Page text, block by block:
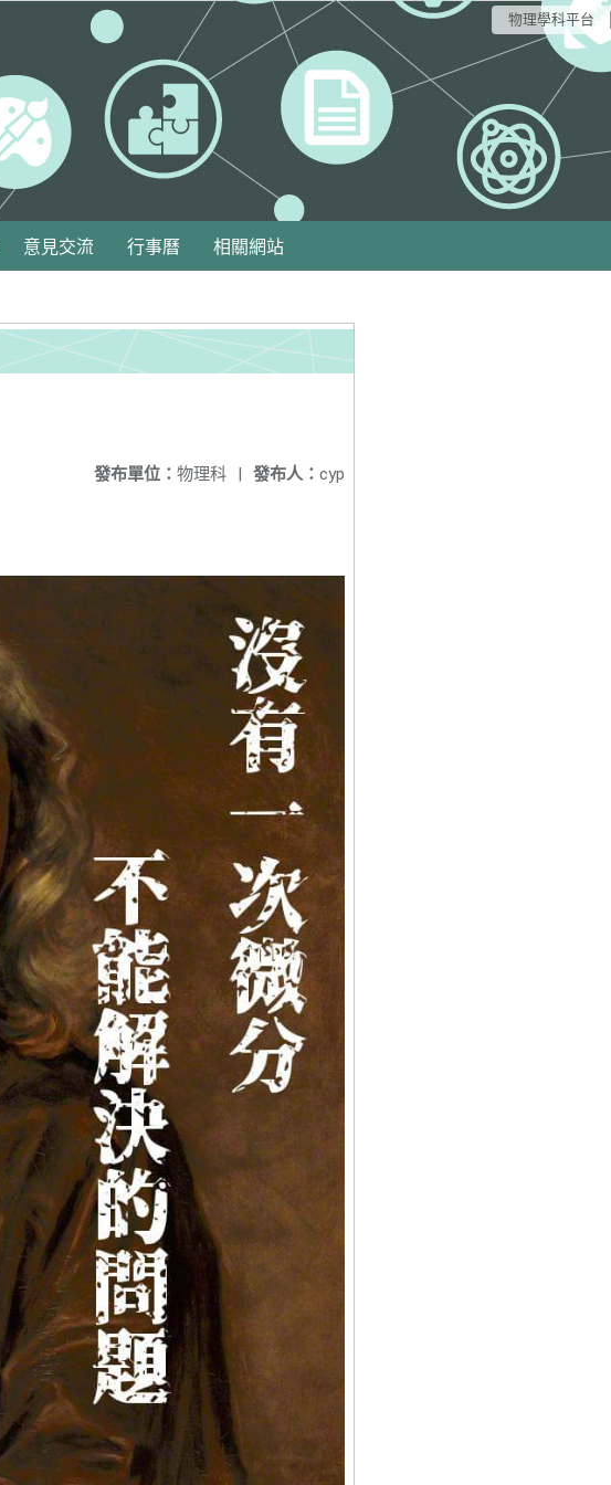
物理學科平台
意見交流 行事曆 相關網站
發布人： cyp
發布單位： 物理科 |